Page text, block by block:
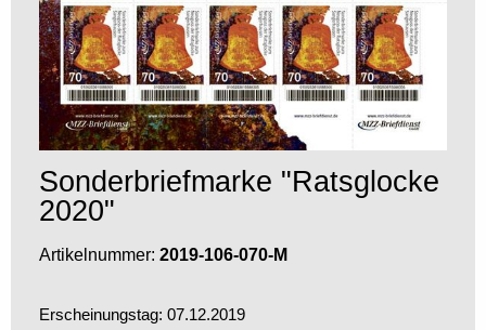
Sonderbriefmarke "Ratsglocke
2020"
Artikelnummer: 2019-106-070-M
Erscheinungstag: 07.12.2019